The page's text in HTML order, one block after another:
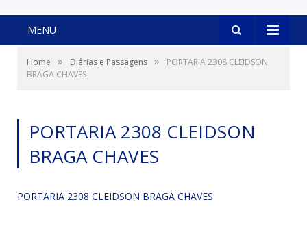
MENU
Home » Diárias e Passagens »
PORTARIA 2308 CLEIDSON
BRAGA CHAVES
PORTARIA 2308 CLEIDSON
BRAGA CHAVES
PORTARIA 2308 CLEIDSON BRAGA CHAVES